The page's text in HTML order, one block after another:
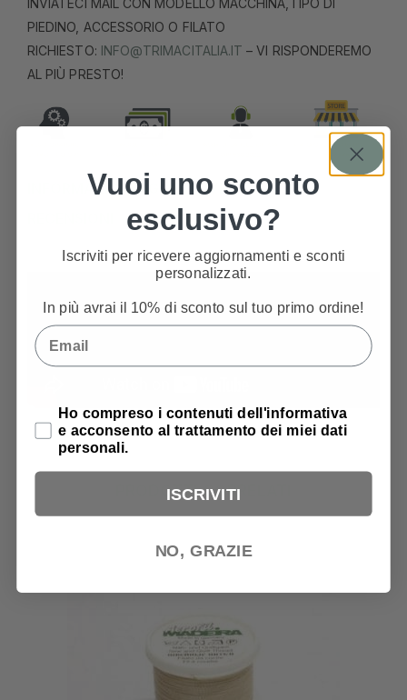
PIEDINO, ACCESSORIO O FILATO
RICHIESTO: INFO@TRIMACITALIA.IT – VI RISPONDEREMO
AL PIÙ PRESTO!
INFORMAZIONI AGGIUNTIVE
PRODOTTI CORRELATI
Vuoi uno sconto
esclusivo?
Iscriviti per ricevere aggiornamenti e sconti
personalizzati.
In più avrai il 10% di sconto sul tuo primo ordine!
Email
Privacy Policy
Ho compreso i contenuti dell'informativa
e acconsento al trattamento dei miei dati
personali.
ISCRIVITI
NO, GRAZIE